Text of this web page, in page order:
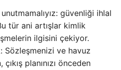
güvenliği ihlal
tür ani artışlar kimlik
ilgisini çekiyor.
Sözleşmenizi ve havuz
planınızı önceden